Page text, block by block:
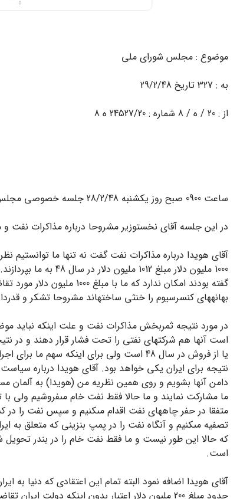
موضوع : مجلس شوراى ملى
به : 327 تاریخ 29/2/48
از : 20 / ه / 8 شماره : 24527/20 ه 8
ساعت 0900 صبح روز یکشنبه 28/2/48 جلسه خصوصى مجلس شوراى ملى بنا به تقاضاى آقاى هویدا نخست‏وزیر تشکیل گردید.
در این جلسه آقاى نخست‏وزیر مشروحا درباره مذاکرات نفت
گفته بودند امکان
بهانه‏هاى کنسرسیوم را خنثى ساخته‏اند مشروحا تشکر و
در مورد نتیجه ثمربخش مذاکرات نفت و علت اینکه نباید
یا از فروش در سال 48 است ولى براى
نتیجه براى ایران یکى خواهد بود. آقاى هویدا درباره
دامن آنها بشویم و روى همین نظریه من (هویدا) به آلمان
ما مشارکت نمایند و ما حالا فقط نفت خام مى‏فروشیم ولى
متفقا در حفر چاههاى نفت اقدام مى‏کنیم و سپس نفت را
تصفیه مى‏کنیم و آنگاه نفت را در پمپ بنزینى که متعلق
که حالا این طور نیست و ما فقط نفت خام را در بندر تحویل
است.
آقاى هویدا اضافه نمود البته تمام این اعتقادى که دنیا
حدود مبلغ 200 ملیون دلار اعتبار بدون اینکه